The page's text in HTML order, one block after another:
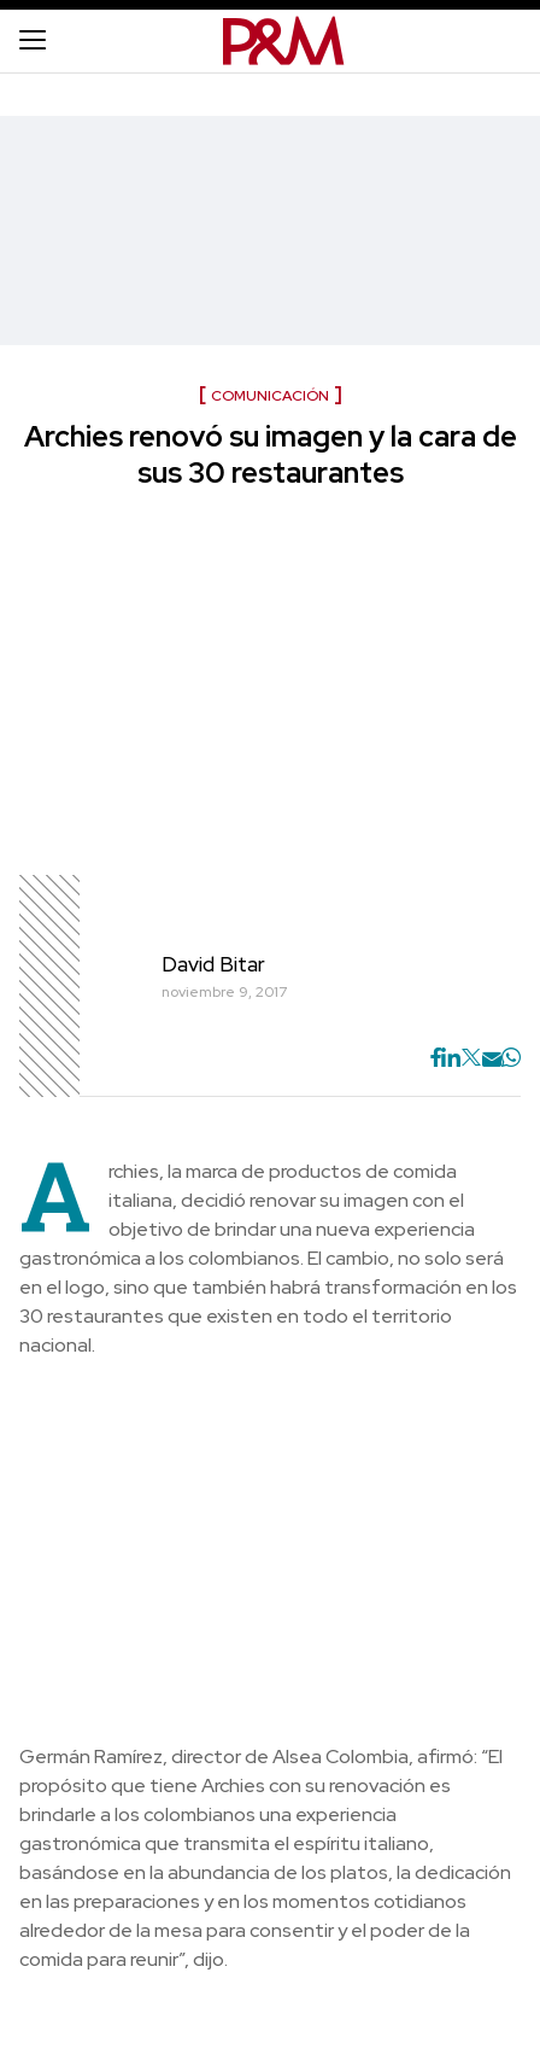
COMUNICACIÓN
Archies renovó su imagen y la cara de
sus 30 restaurantes
David Bitar
noviembre 9, 2017
A
rchies, la marca de productos de comida
italiana, decidió renovar su imagen con el
objetivo de brindar una nueva experiencia
gastronómica a los colombianos. El cambio, no solo será
en el logo, sino que también habrá transformación en los
30 restaurantes que existen en todo el territorio
nacional.
Germán Ramírez, director de Alsea Colombia, afirmó: “El
propósito que tiene Archies con su renovación es
brindarle a los colombianos una experiencia
gastronómica que transmita el espíritu italiano,
basándose en la abundancia de los platos, la dedicación
en las preparaciones y en los momentos cotidianos
alrededor de la mesa para consentir y el poder de la
comida para reunir”, dijo.